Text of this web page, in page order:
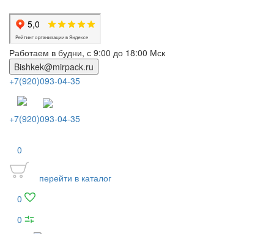
Работаем в будни, с 9:00 до 18:00 Мск
Bishkek@mirpack.ru
+7(920)093-04-35
+7(920)093-04-35
0
перейти в каталог
0
0